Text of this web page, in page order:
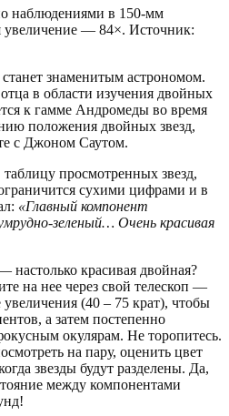
наблюдениями в 150-мм
увеличение — 84×. Источник:
знаменитым астрономом.
в области изучения двойных
к гамме Андромеды во время
положения двойных звезд,
с Джоном Саутом.
просмотренных звезд,
сухими цифрами и в
«Главный компонент
зеленый… Очень красивая
красивая двойная?
на нее через свой телескоп —
увеличения (40 – 75 крат), чтобы
а затем постепенно
окулярам. Не торопитесь.
на пару, оценить цвет
звезды будут разделены. Да,
между компонентами